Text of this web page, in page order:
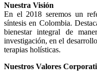
Nuestra Visión
En el 2018 seremos un
síntesis en Colombia.
bienestar integral de
investigación, en el
terapias holísticas.
Nuestros Valores